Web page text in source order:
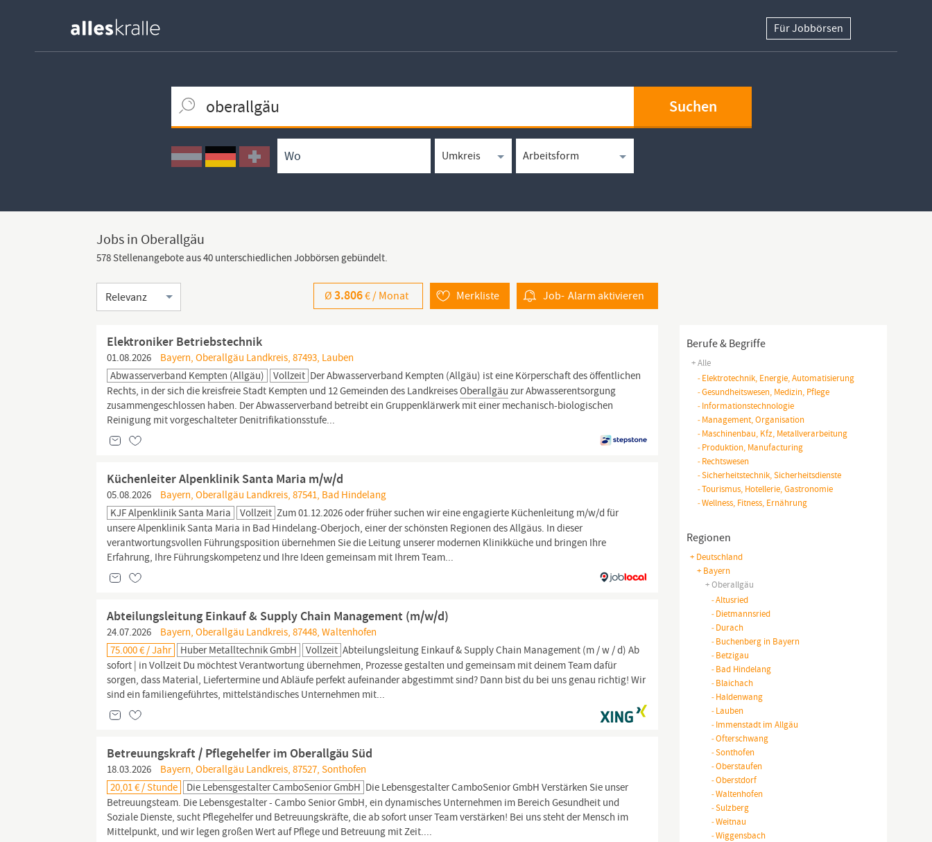
Für Jobbörsen
Ortssuche
Umkreissuche
Arbeitsform
Berufe & Begriffe
+ Alle
-Elektrotechnik, Energie, Automatisierung
-Gesundheitswesen, Medizin, Pflege
-Informationstechnologie
-Management, Organisation
-Maschinenbau, Kfz, Metallverarbeitung
-Produktion, Manufacturing
-Rechtswesen
-Sicherheitstechnik, Sicherheitsdienste
-Tourismus, Hotellerie, Gastronomie
-Wellness, Fitness, Ernährung
Regionen
+ Deutschland
+ Bayern
+ Oberallgäu
-Altusried
-Dietmannsried
-Durach
-Buchenberg in Bayern
-Betzigau
-Bad Hindelang
-Blaichach
-Haldenwang
-Lauben
-Immenstadt im Allgäu
-Ofterschwang
-Sonthofen
-Oberstaufen
-Oberstdorf
-Waltenhofen
-Sulzberg
-Weitnau
-Wiggensbach
Jobs in Oberallgäu
578 Stellenangebote aus 40 unterschiedlichen Jobbörsen gebündelt.
Sortierung Job- Alarmaktivieren
Merkliste
Ø3.806€ / Monat
Elektroniker Betriebstechnik
01.08.2026
Bayern, Oberallgäu Landkreis, 87493, Lauben
Abwasserverband Kempten (Allgäu)
Vollzeit Der Abwasserverband Kempten (Allgäu) ist eine Körperschaft des öffentlichen
Rechts, in der sich die kreisfreie Stadt Kempten und 12 Gemeinden des LandkreisesOberallgäu zur Abwasserentsorgung
zusammengeschlossen haben. Der Abwasserverband betreibt ein Gruppenklärwerk mit einer mechanisch-biologischen
Reinigung mit vorgeschalteter Denitrifikationsstufe...
Küchenleiter Alpenklinik Santa Maria m/w/d
05.08.2026
Bayern, Oberallgäu Landkreis, 87541, Bad Hindelang
KJF Alpenklinik Santa Maria
Vollzeit Zum 01.12.2026 oder früher suchen wir eine engagierte Küchenleitung m/w/d für
unsere Alpenklinik Santa Maria in Bad Hindelang-Oberjoch, einer der schönsten Regionen des Allgäus. In dieser
verantwortungsvollen Führungsposition übernehmen Sie die Leitung unserer modernen Klinikküche und bringen Ihre
Erfahrung, Ihre Führungskompetenz und Ihre Ideen gemeinsam mit Ihrem Team...
Abteilungsleitung Einkauf & Supply Chain Management (m/w/d)
24.07.2026
Bayern, Oberallgäu Landkreis, 87448, Waltenhofen
75.000 € / Jahr
Huber Metalltechnik GmbH Vollzeit Abteilungsleitung Einkauf & Supply Chain Management (m / w / d) Ab
sofort | in Vollzeit Du möchtest Verantwortung übernehmen, Prozesse gestalten und gemeinsam mit deinem Team dafür
sorgen, dass Material, Liefertermine und Abläufe perfekt aufeinander abgestimmt sind? Dann bist du bei uns genau richtig! Wir
sind ein familiengeführtes, mittelständisches Unternehmen mit...
Betreuungskraft / Pflegehelfer im Oberallgäu Süd
18.03.2026
Bayern, Oberallgäu Landkreis, 87527, Sonthofen
20,01 € / Stunde
Die Lebensgestalter CamboSenior GmbH Die Lebensgestalter CamboSenior GmbH Verstärken Sie unser
Betreuungsteam. Die Lebensgestalter - Cambo Senior GmbH, ein dynamisches Unternehmen im Bereich Gesundheit und
Soziale Dienste, sucht Pflegehelfer und Betreuungskräfte, die ab sofort unser Team verstärken! Bei uns steht der Mensch im
Mittelpunkt, und wir legen großen Wert auf Pflege und Betreuung mit Zeit....